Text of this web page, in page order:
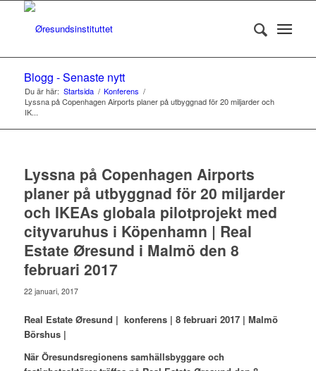
Blogg - Senaste nytt
Du är här: Startsida / Konferens /
Lyssna på Copenhagen Airports planer på utbyggnad för 20 miljarder och
IK...
Lyssna på Copenhagen Airports
planer på utbyggnad för 20 miljarder
och IKEAs globala pilotprojekt med
cityvaruhus i Köpenhamn | Real
Estate Øresund i Malmö den 8
februari 2017
22 januari, 2017
Real Estate Øresund | konferens | 8 februari 2017 | Malmö
Börshus |
När Öresundsregionens samhällsbyggare och